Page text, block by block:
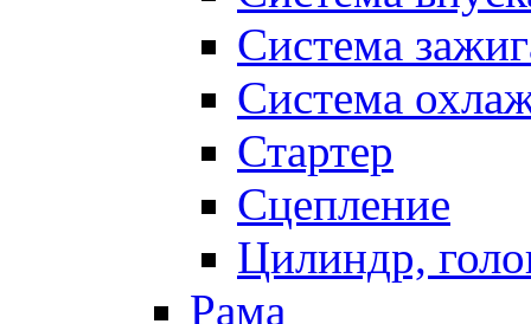
Система
Система
Стартер
Сцепление
Цилиндр,
Рама